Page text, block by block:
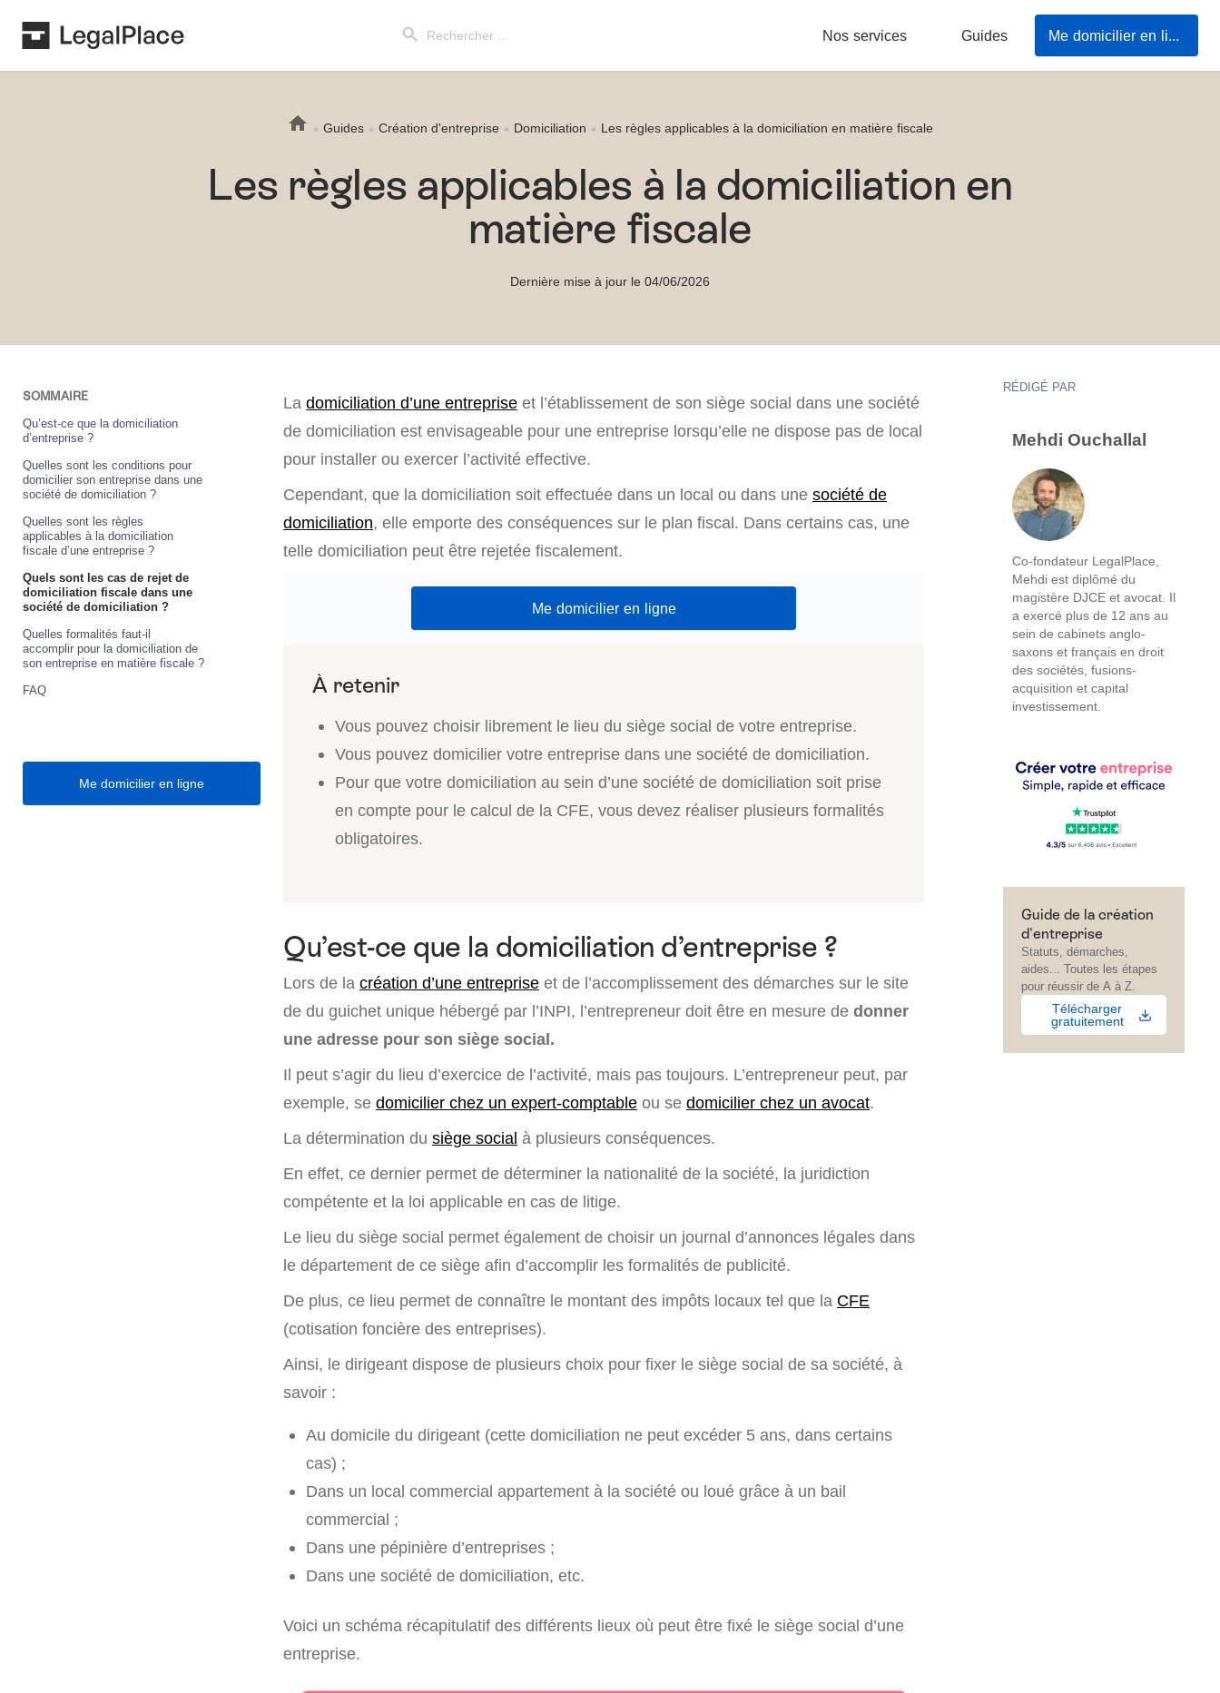
for:
Nos services
Guides Me domicilier en ligne
Guides Création d'entreprise Domiciliation Les règles applicables à la domiciliation en matière fiscale
Les règles applicables à la domiciliation en
matière fiscale
Dernière mise à jour le 04/06/2026
SOMMAIRE
Qu’est-ce que la domiciliation
d’entreprise ?
Quelles sont les conditions pour
domicilier son entreprise dans une
société de domiciliation ?
Quelles sont les règles
applicables à la domiciliation
fiscale d’une entreprise ?
Quels sont les cas de rejet de
domiciliation fiscale dans une
société de domiciliation ?
Quelles formalités faut-il
accomplir pour la domiciliation de
son entreprise en matière fiscale ?
FAQ
Me domicilier en ligne
La domiciliation d’une entreprise et l’établissement de son siège social dans une société
de domiciliation est envisageable pour une entreprise lorsqu’elle ne dispose pas de local
pour installer ou exercer l’activité effective.
Cependant, que la domiciliation soit effectuée dans un local ou dans une société de
domiciliation, elle emporte des conséquences sur le plan fiscal. Dans certains cas, une
telle domiciliation peut être rejetée fiscalement.
Me domicilier en ligne
Vous pouvez choisir librement le lieu du siège social de votre entreprise.
Vous pouvez domicilier votre entreprise dans une société de domiciliation.
Pour que votre domiciliation au sein d’une société de domiciliation soit prise
en compte pour le calcul de la CFE, vous devez réaliser plusieurs formalités
obligatoires.
Qu’est-ce que la domiciliation d’entreprise ?
Lors de la création d’une entreprise et de l’accomplissement des démarches sur le site
de du guichet unique hébergé par l’INPI, l’entrepreneur doit être en mesure de donner
une adresse pour son siège social.
Il peut s’agir du lieu d’exercice de l’activité, mais pas toujours. L’entrepreneur peut, par
exemple, se domicilier chez un expert-comptable ou se domicilier chez un avocat.
La détermination du siège social à plusieurs conséquences.
En effet, ce dernier permet de déterminer la nationalité de la société, la juridiction
compétente et la loi applicable en cas de litige.
Le lieu du siège social permet également de choisir un journal d’annonces légales dans
le département de ce siège afin d’accomplir les formalités de publicité.
De plus, ce lieu permet de connaître le montant des impôts locaux tel que la CFE
(cotisation foncière des entreprises).
Ainsi, le dirigeant dispose de plusieurs choix pour fixer le siège social de sa société, à
savoir :
Au domicile du dirigeant (cette domiciliation ne peut excéder 5 ans, dans certains
cas) ;
Dans un local commercial appartement à la société ou loué grâce à un bail
commercial ;
Dans une pépinière d’entreprises ;
Dans une société de domiciliation, etc.
Voici un schéma récapitulatif des différents lieux où peut être fixé le siège social d’une
entreprise.
RÉDIGÉ PAR
Mehdi Ouchallal
Co-fondateur LegalPlace,
Mehdi est diplômé du
magistère DJCE et avocat. Il
a exercé plus de 12 ans au
sein de cabinets anglo-
saxons et français en droit
des sociétés, fusions-
acquisition et capital
investissement.
Guide de la création
d'entreprise
Statuts, démarches,
aides... Toutes les étapes
pour réussir de A à Z.
Télécharger
gratuitement